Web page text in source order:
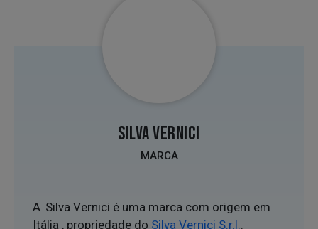
SILVA VERNICI
MARCA
A Silva Vernici é uma marca com origem em
Itália , propriedade do Silva Vernici S.r.l..